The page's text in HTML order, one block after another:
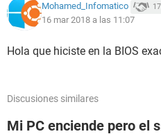
Mohamed_Infomatico
16 mar 2018 a las 11:07
Hola que hiciste en la BIOS
Discusiones similares
Mi PC enciende pero el